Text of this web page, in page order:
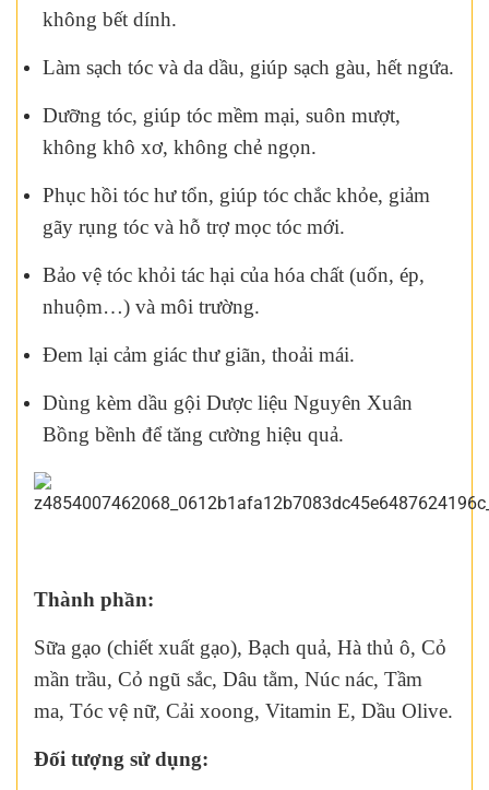
không bết dính.
Làm sạch tóc và da dầu, giúp sạch gàu, hết ngứa.
Dưỡng tóc, giúp tóc mềm mại, suôn mượt,
không khô xơ, không chẻ ngọn.
Phục hồi tóc hư tổn, giúp tóc chắc khỏe, giảm
gãy rụng tóc và hỗ trợ mọc tóc mới.
Bảo vệ tóc khỏi tác hại của hóa chất (uốn, ép,
nhuộm…) và môi trường.
Đem lại cảm giác thư giãn, thoải mái.
Dùng kèm dầu gội Dược liệu Nguyên Xuân
Bồng bềnh để tăng cường hiệu quả.
Thành phần:
Sữa gạo (chiết xuất gạo), Bạch quả, Hà thủ ô, Cỏ
mần trầu, Cỏ ngũ sắc, Dâu tằm, Núc nác, Tầm
ma, Tóc vệ nữ, Cải xoong, Vitamin E, Dầu Olive.
Đối tượng sử dụng: